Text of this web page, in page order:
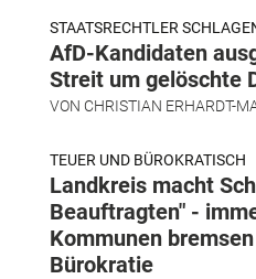
STAATSRECHTLER
AfD-Kandidaten
Streit um gelöschte
VON CHRISTIAN ERHARDT-
TEUER UND BÜROKRATISCH
Landkreis macht
Beauftragten" -
Kommunen
Bürokratie